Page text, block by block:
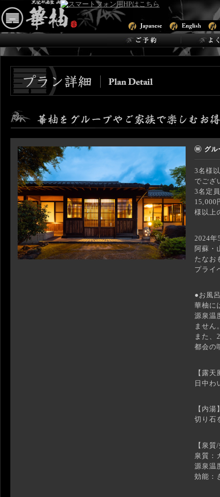
グル
3名様
でござ
3名定
15,000
様以上
2024
阿蘇・
たなお
プライ
●お風
華柚に
源泉温
ません
また、
都会の
【露天
日中わ
【内湯
切り石
【泉
泉質：
源泉温
効能：